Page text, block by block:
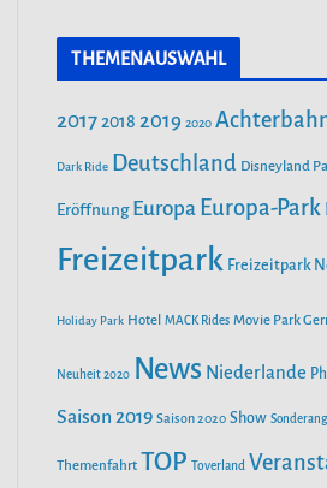
LAND
ZIRNDORF:
c
o
o
s
t
g
r
u
T
b
e
THEMENAUSWAHL
2017 2018 2019 2020
Dark Ride Deutschland Disneyland
Eröffnung Europa Europa-Park
Freizeitpark Freizeitpark
Holiday Park Hotel MACK Rides Movie Park
Neuheit 2020 News Niederlande
Saison 2019 Saison 2020 Show
Themenfahrt TOP Toverland